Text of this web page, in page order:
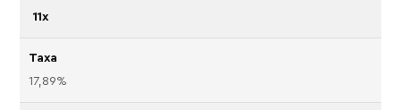
11x
17,89%